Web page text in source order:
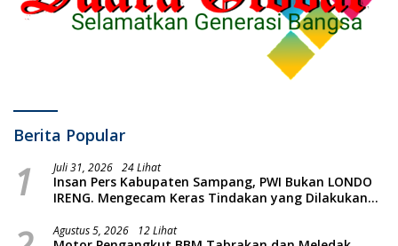
Berita Popular
1 Juli 31, 2026 24 Lihat
Insan Pers Kabupaten Sampang, PWI Bukan LONDO
IRENG. Mengecam Keras Tindakan yang Dilakukan
Agustus 5, 2026 12 Lihat